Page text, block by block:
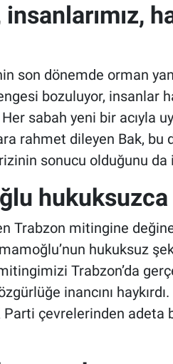
insanlarımız,
son dönemde orman
bozuluyor, insanlar
sabah yeni bir acıyla
rahmet dileyen Bak, bu
sonucu olduğunu
Trabzon mitingine
hukuksuz
Trabzon’da
inancını
çevrelerinden adeta